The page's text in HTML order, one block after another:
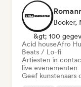
Booker,
&gt; 100
Acid houseAfro
Beats / Lo-fi
Artiesten in
live evenementen
Geef kunstenaars